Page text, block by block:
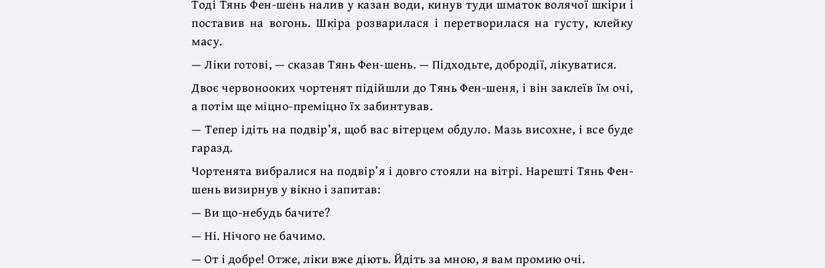
Тоді Тянь Фен-шень налив у казан води, кинув туди шматок волячої шкіри і
поставив на вогонь. Шкіра розварилася і перетворилася на густу, клейку
масу.
— Ліки готові, — сказав Тянь Фен-шень. — Підходьте, добродії, лікуватися.
Двоє червонооких чортенят підійшли до Тянь Фен-шеня, і він заклеїв їм очі,
а потім ще міцно-преміцно їх забинтував.
— Тепер ідіть на подвір’я, щоб вас вітерцем обдуло. Мазь висохне, і все буде
гаразд.
Чортенята вибралися на подвір’я і довго стояли на вітрі. Нарешті Тянь Фен-
шень визирнув у вікно і запитав:
— Ви що-небудь бачите?
— Ні. Нічого не бачимо.
— От і добре! Отже, ліки вже діють. Йдіть за мною, я вам промию очі.